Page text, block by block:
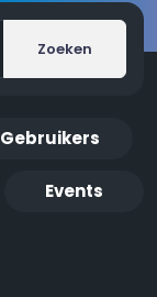
Zoeken
Gebruikers
Events